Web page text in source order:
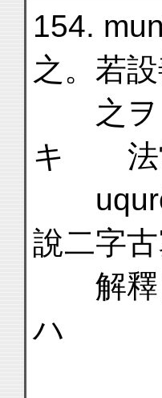
154.
之。若
之ヲ
キ 法
說二字
解釋
ハ